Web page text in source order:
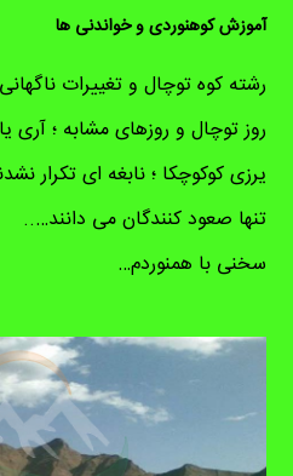
آموزش کوهنوردی و خواندنی ها
رشته کوه توچال و تغییرات
روز توچال و روزهای مشابه ؛ آری
یرزی کوکوچکا ؛ نابغه ای تکرار
تنها صعود کنندگان می دانند…..
سخنی با همنوردم…